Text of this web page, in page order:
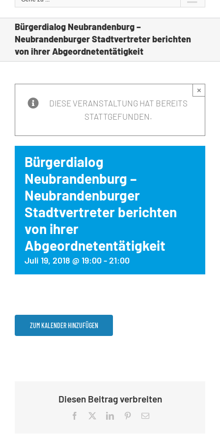
Bürgerdialog Neubrandenburg –
Neubrandenburger Stadtvertreter berichten
von ihrer Abgeordnetentätigkeit
DIESE VERANSTALTUNG HAT BEREITS
STATTGEFUNDEN.
×
Bürgerdialog
Neubrandenburg –
Neubrandenburger
Stadtvertreter berichten
von ihrer
Abgeordnetentätigkeit
Juli 19, 2018 @ 19:00-21:00
ZUM KALENDER HINZUFÜGEN
Diesen Beitrag verbreiten
Facebook LinkedInPinterest
E-